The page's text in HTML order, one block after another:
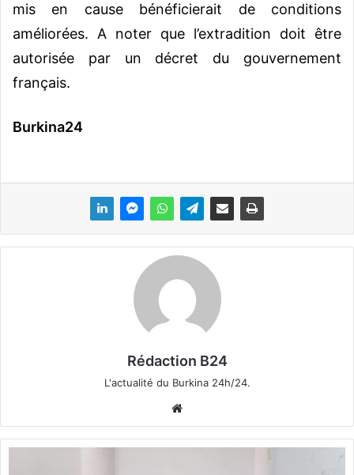
mis en cause bénéficierait de conditions
améliorées. A noter que l’extradition doit être
autorisée par un décret du gouvernement
français.
Burkina24
Rédaction B24
L'actualité du Burkina 24h/24.
bsi
te